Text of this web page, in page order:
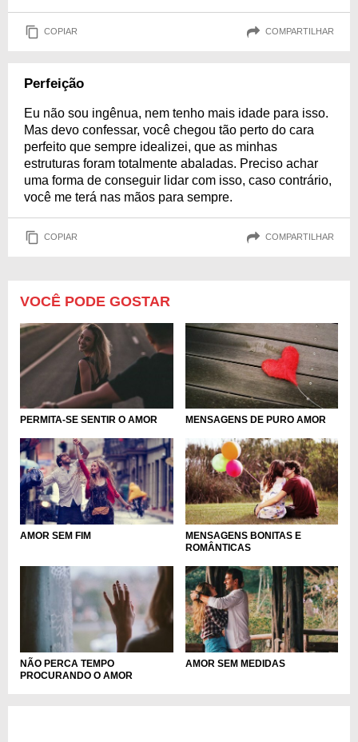
COPIAR COMPARTILHAR
Perfeição
Eu não sou ingênua, nem tenho mais idade para isso.
Mas devo confessar, você chegou tão perto do cara
perfeito que sempre idealizei, que as minhas
estruturas foram totalmente abaladas. Preciso achar
uma forma de conseguir lidar com isso, caso contrário,
você me terá nas mãos para sempre.
COPIAR COMPARTILHAR
VOCÊ PODE GOSTAR
PERMITA-SE SENTIR O AMOR MENSAGENS DE PURO AMOR
AMOR SEM FIM
MENSAGENS BONITAS E
ROMÂNTICAS
NÃO PERCA TEMPO
PROCURANDO O AMOR
AMOR SEM MEDIDAS